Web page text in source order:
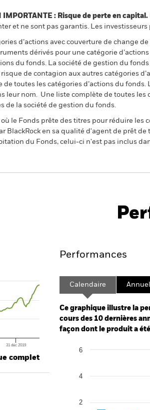
IMPORTANTE : Risque de perte en capital.
et ne sont pas garantis. Les
d’actions avec couverture de change
dérivés pour une catégorie
du fonds. La société de gestion du
de contagion aux autres catégories
de toutes les catégories d’actions du
leur nom. Une liste complète de toutes
de la société de gestion du fonds.
où le Fonds prête des titres pour réduire
BlackRock en sa qualité d'agent de prêt
du Fonds, celui-ci n'est pas inclus
displaying Time. Range: 2002-07-01 00:00:00 to
values. Range: 0 to 60.
31 déc 2019
complet
Performances
Calendaire
Ce graphique illustre la
cours des 10 dernières
façon dont le produit a
Bar chart with 2 data series.
2
4
6